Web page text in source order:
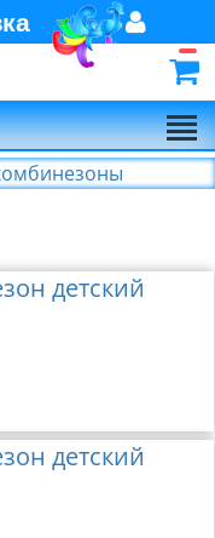
детский
детский